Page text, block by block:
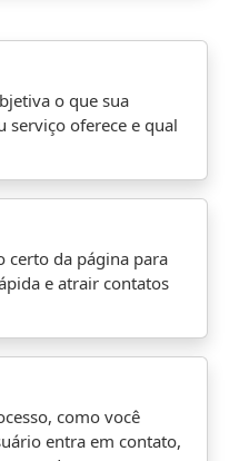
o que sua
serviço oferece e qual
certo da página para
e atrair contatos
como você
entra em contato,